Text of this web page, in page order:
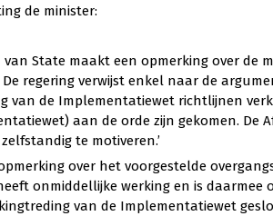
de minister:
van State maakt een opmerking over de
regering verwijst enkel naar de
van de Implementatiewet richtlijnen
aan de orde zijn gekomen. De
te motiveren.’
over het voorgestelde
onmiddellijke werking en is daarmee
van de Implementatiewet